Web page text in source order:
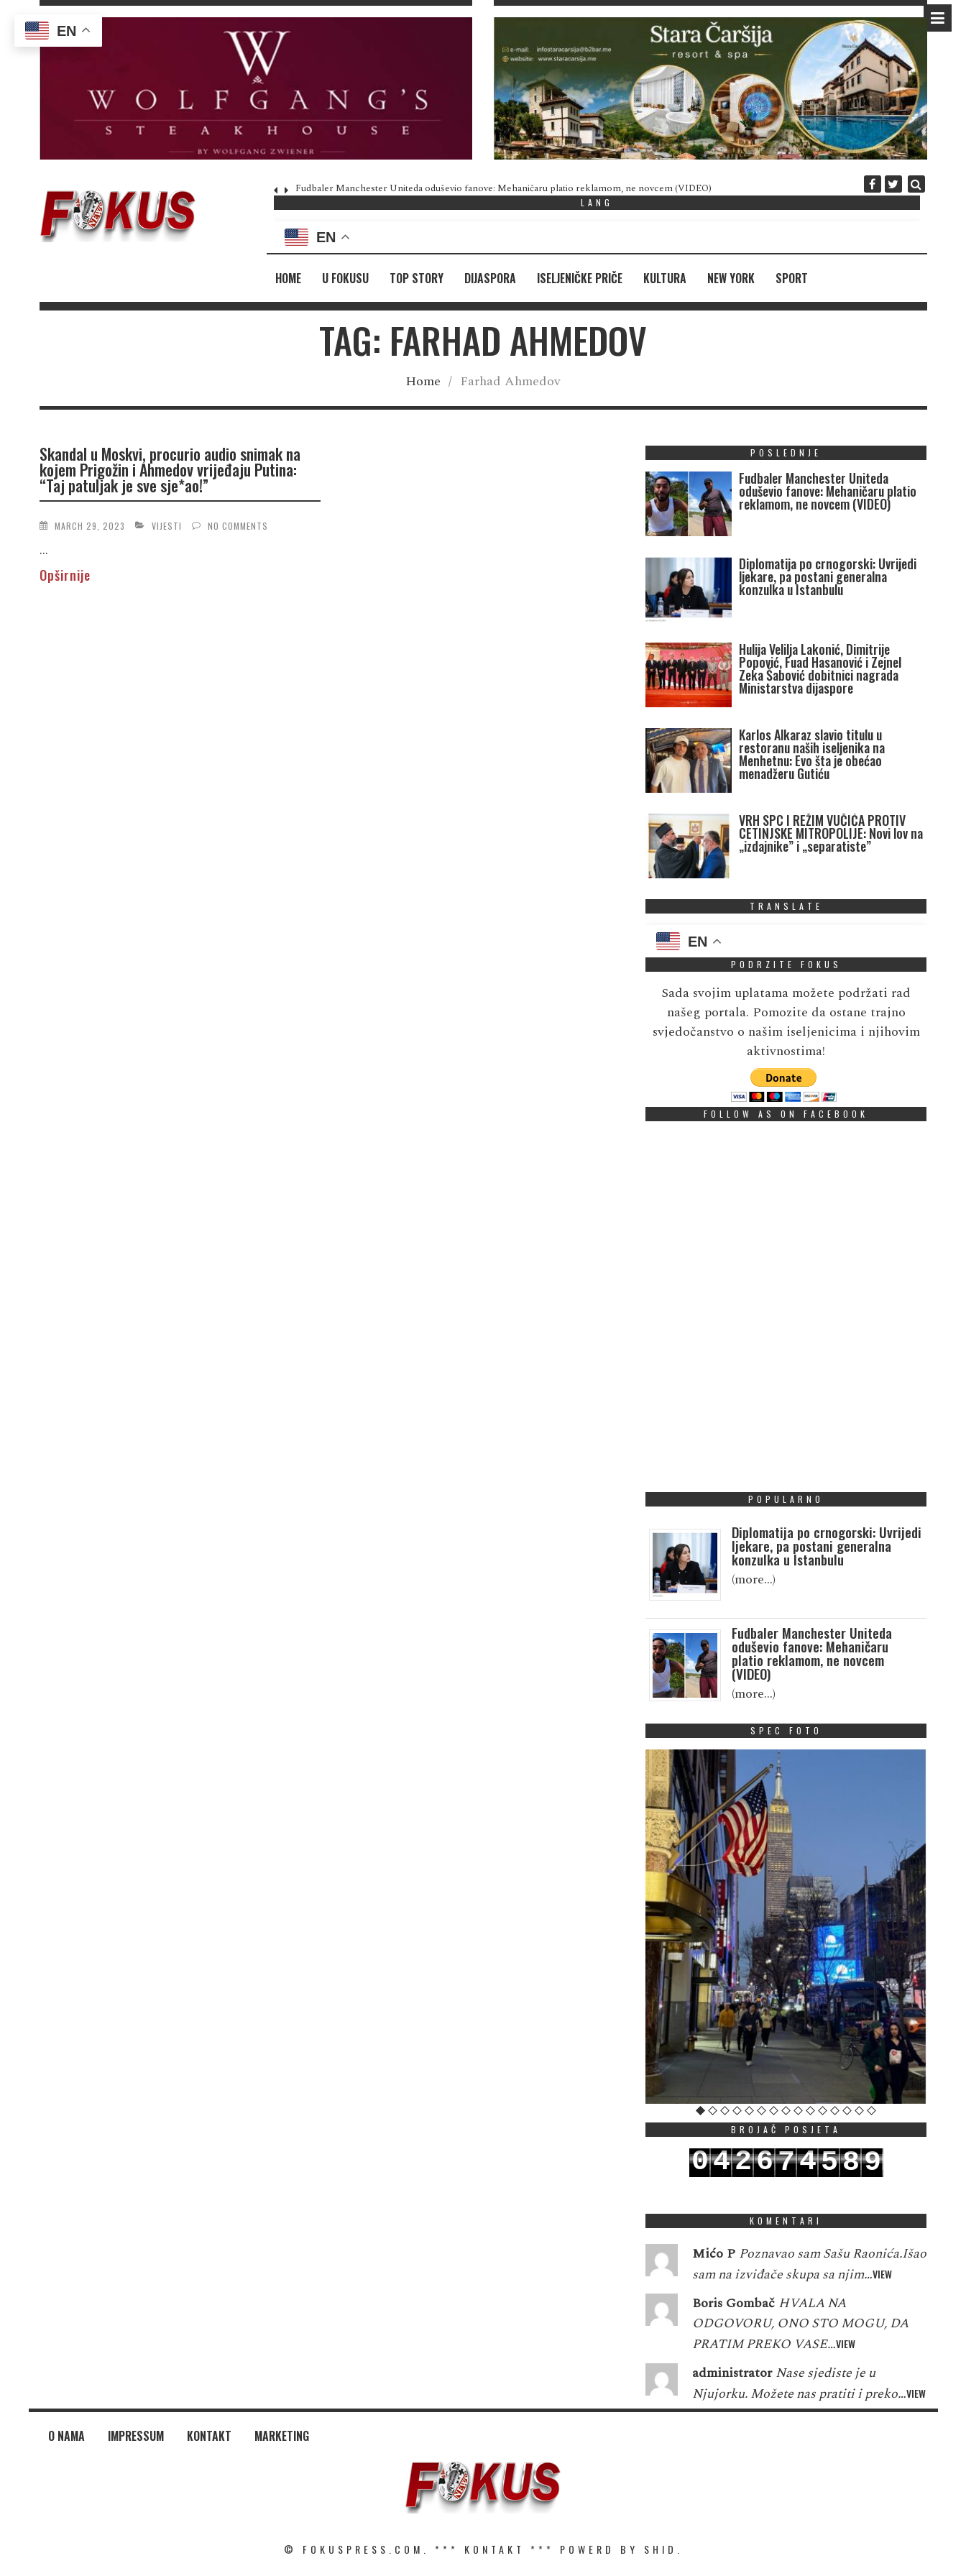
Fudbaler Manchester Uniteda oduševio fanove: Mehaničaru platio reklamom, ne novcem (VIDEO) Diplomatija po
LANG
EN
HOME U FOKUSU TOP STORY DIJASPORA ISELJENIČKE PRIČE KULTURA NEW YORK SPORT
TAG: FARHAD AHMEDOV
Home / Farhad Ahmedov
Skandal u Moskvi, procurio audio snimak na
kojem Prigožin i Ahmedov vrijeđaju Putina:
“Taj patuljak je sve sje*ao!”
MARCH 29, 2023 VIJESTI NO COMMENTS
...
Opširnije
POSLEDNJE
Fudbaler Manchester Uniteda
oduševio fanove: Mehaničaru platio
reklamom, ne novcem (VIDEO)
Diplomatija po crnogorski: Uvrijedi
ljekare, pa postani generalna
konzulka u Istanbulu
Hulija Velilja Lakonić, Dimitrije
Popović, Fuad Hasanović i Zejnel
Zeka Šabović dobitnici nagrada
Ministarstva dijaspore
Karlos Alkaraz slavio titulu u
restoranu naših iseljenika na
Menhetnu: Evo šta je obećao
menadžeru Gutiću
VRH SPC I REŽIM VUČIĆA PROTIV
CETINJSKE MITROPOLIJE: Novi lov na
„izdajnike” i „separatiste”
TRANSLATE
EN
PODRZITE FOKUS
Sada svojim uplatama možete podržati rad
našeg portala. Pomozite da ostane trajno
svjedočanstvo o našim iseljenicima i njihovim
aktivnostima!
FOLLOW AS ON FACEBOOK
POPULARNO
Diplomatija po crnogorski: Uvrijedi
ljekare, pa postani generalna
konzulka u Istanbulu
(more…)
Fudbaler Manchester Uniteda
oduševio fanove: Mehaničaru
platio reklamom, ne novcem
(VIDEO)
(more…)
SPEC FOTO
BROJAČ POSJETA
042674589
KOMENTARI
Mićo P Poznavao sam Sašu Raonića.Išao
sam na izviđače skupa sa njim…VIEW
Boris Gombač HVALA NA
ODGOVORU, ONO STO MOGU, DA
PRATIM PREKO VASE…VIEW
administrator Nase sjediste je u
Njujorku. Možete nas pratiti i preko…VIEW
O NAMA IMPRESSUM KONTAKT MARKETING
© FOKUSPRESS.COM. *** KONTAKT *** POWERD BY SHID.
EN